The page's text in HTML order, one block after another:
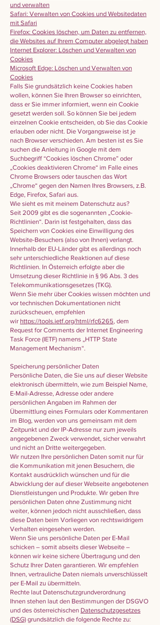
und verwalten
Safari: Verwalten von Cookies und Websitedaten
mit Safari
Firefox: Cookies löschen, um Daten zu entfernen,
die Websites auf Ihrem Computer abgelegt haben
Internet Explorer: Löschen und Verwalten von
Cookies
Microsoft Edge: Löschen und Verwalten von
Cookies
Falls Sie grundsätzlich keine Cookies haben
wollen, können Sie Ihren Browser so einrichten,
dass er Sie immer informiert, wenn ein Cookie
gesetzt werden soll. So können Sie bei jedem
einzelnen Cookie entscheiden, ob Sie das Cookie
erlauben oder nicht. Die Vorgangsweise ist je
nach Browser verschieden. Am besten ist es Sie
suchen die Anleitung in Google mit dem
Suchbegriff “Cookies löschen Chrome” oder
„Cookies deaktivieren Chrome“ im Falle eines
Chrome Browsers oder tauschen das Wort
„Chrome“ gegen den Namen Ihres Browsers, z.B.
Edge, Firefox, Safari aus.
Wie sieht es mit meinem Datenschutz aus?
Seit 2009 gibt es die sogenannten „Cookie-
Richtlinien“. Darin ist festgehalten, dass das
Speichern von Cookies eine Einwilligung des
Website-Besuchers (also von Ihnen) verlangt.
Innerhalb der EU-Länder gibt es allerdings noch
sehr unterschiedliche Reaktionen auf diese
Richtlinien. In Österreich erfolgte aber die
Umsetzung dieser Richtlinie in § 96 Abs. 3 des
Telekommunikationsgesetzes (TKG).
Wenn Sie mehr über Cookies wissen möchten und
vor technischen Dokumentationen nicht
zurückscheuen, empfehlen
wir https://tools.ietf.org/html/rfc6265, dem
Request for Comments der Internet Engineering
Task Force (IETF) namens „HTTP State
Management Mechanism“.
Speicherung persönlicher Daten
Persönliche Daten, die Sie uns auf dieser Website
elektronisch übermitteln, wie zum Beispiel Name,
E-Mail-Adresse, Adresse oder andere
persönlichen Angaben im Rahmen der
Übermittlung eines Formulars oder Kommentaren
im Blog, werden von uns gemeinsam mit dem
Zeitpunkt und der IP-Adresse nur zum jeweils
angegebenen Zweck verwendet, sicher verwahrt
und nicht an Dritte weitergegeben.
Wir nutzen Ihre persönlichen Daten somit nur für
die Kommunikation mit jenen Besuchern, die
Kontakt ausdrücklich wünschen und für die
Abwicklung der auf dieser Webseite angebotenen
Dienstleistungen und Produkte. Wir geben Ihre
persönlichen Daten ohne Zustimmung nicht
weiter, können jedoch nicht ausschließen, dass
diese Daten beim Vorliegen von rechtswidrigem
Verhalten eingesehen werden.
Wenn Sie uns persönliche Daten per E-Mail
schicken – somit abseits dieser Webseite –
können wir keine sichere Übertragung und den
Schutz Ihrer Daten garantieren. Wir empfehlen
Ihnen, vertrauliche Daten niemals unverschlüsselt
per E-Mail zu übermitteln.
Rechte laut Datenschutzgrundverordnung
Ihnen stehen laut den Bestimmungen der DSGVO
und des österreichischen Datenschutzgesetzes
(DSG) grundsätzlich die folgende Rechte zu: